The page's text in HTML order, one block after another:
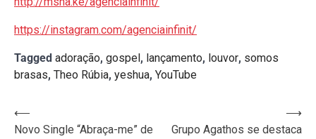
https://instagram.com/agenciainfinit/
Tagged adoração, gospel , lançamento, louvor, somos
brasas, Theo Rúbia, yeshua, YouTube
Navegação
⟵
Novo Single “Abraça-me” de
Grupo Agathos se destaca
⟶